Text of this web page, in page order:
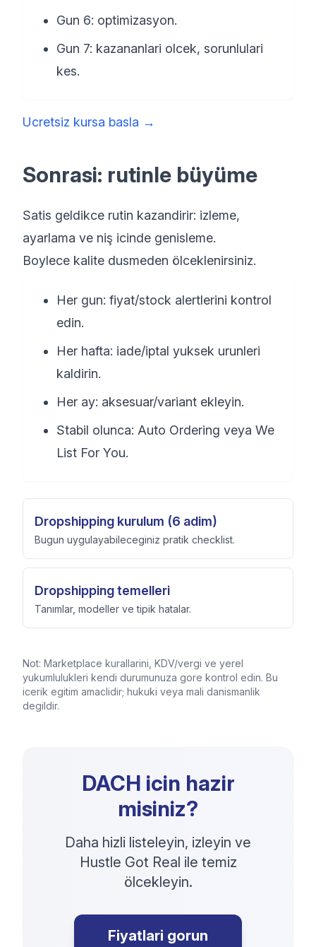
Gun 6: optimizasyon.
Gun 7: kazananlari olcek, sorunlulari
kes.
Ucretsiz kursa basla →
Sonrasi: rutinle büyüme
Satis geldikce rutin kazandirir: izleme,
ayarlama ve niş icinde genisleme.
Boylece kalite dusmeden ölceklenirsiniz.
Her gun: fiyat/stock alertlerini kontrol
edin.
Her hafta: iade/iptal yuksek urunleri
kaldirin.
Her ay: aksesuar/variant ekleyin.
Stabil olunca: Auto Ordering veya We
List For You.
Dropshipping kurulum (6 adim)
Bugun uygulayabileceginiz pratik checklist.
Dropshipping temelleri
Tanımlar, modeller ve tipik hatalar.
Not: Marketplace kurallarini, KDV/vergi ve yerel
yukumlulukleri kendi durumunuza gore kontrol edin. Bu
icerik egitim amaclidir; hukuki veya mali danismanlik
degildir.
DACH icin hazir
misiniz?
Daha hizli listeleyin, izleyin ve
Hustle Got Real ile temiz
ölcekleyin.
Fiyatlari gorun